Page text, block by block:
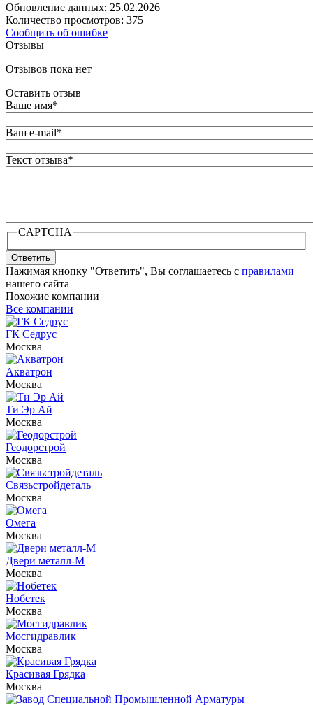
Обновление данных: 25.02.2026
Количество просмотров: 375
Сообщить об ошибке
Отзывы
Отзывов пока нет
Оставить отзыв
Ваше имя*
Ваш e-mail*
Текст отзыва*
CAPTCHA
Ответить
Нажимая кнопку "Ответить", Вы соглашаетесь с правилами
нашего сайта
Похожие компании
Все компании
ГК Седрус
Москва
Акватрон
Москва
Ти Эр Ай
Москва
Геодорстрой
Москва
Связьстройдеталь
Москва
Омега
Москва
Двери металл-М
Москва
Нобетек
Москва
Мосгидравлик
Москва
Красивая Грядка
Москва